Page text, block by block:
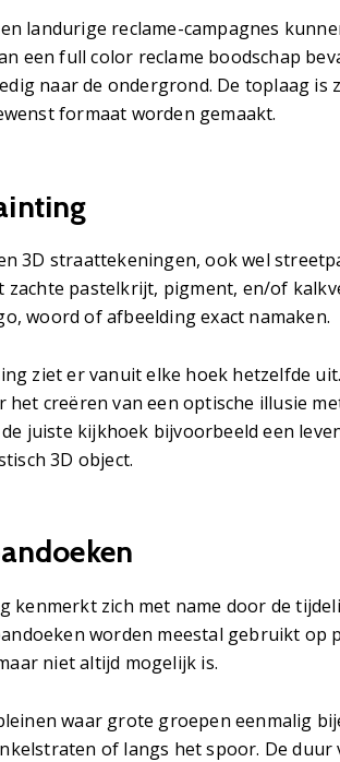
landurige reclame-campagnes
een full color reclame boodschap
naar de ondergrond. De toplaag is
formaat worden gemaakt.
3D straattekeningen, ook wel
zachte pastelkrijt, pigment, en/of
woord of afbeelding exact namaken.
ziet er vanuit elke hoek hetzelfde
creëren van een optische illusie
juiste kijkhoek bijvoorbeeld een
3D object.
kenmerkt zich met name door de
worden meestal gebruikt op
niet altijd mogelijk is.
waar grote groepen eenmalig
of langs het spoor. De duur